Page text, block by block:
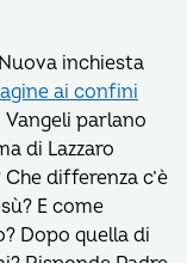
inchiesta
ai confini
Vangeli parlano
di Lazzaro
differenza c’è
E come
Dopo quella di